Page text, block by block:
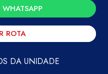
ROTA
DA UNIDADE